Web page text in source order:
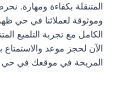
المتنقلة بكفاءة ومهارة.
وموثوقة لعملائنا في حي
الكامل مع تجربة التلميع
الآن لحجز موعد والاستمتاع
المريحة في موقعك في حي